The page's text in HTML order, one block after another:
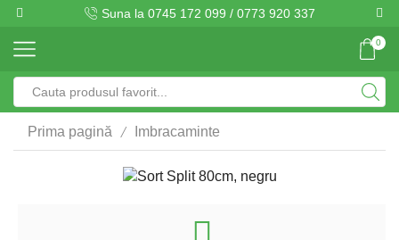
Suna la 0745 172 099 / 0773 920 337
0
Prima pagină / Imbracaminte